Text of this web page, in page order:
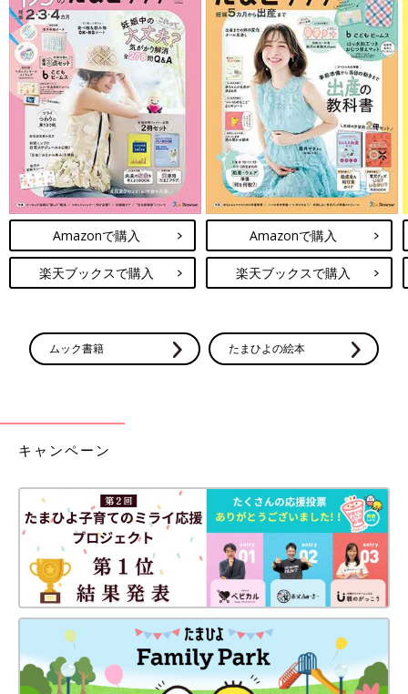
Amazonで購入
楽天ブックスで購入
Amazonで購入
楽天ブックスで購入
ムック書籍 たまひよの絵本
キャンペーン